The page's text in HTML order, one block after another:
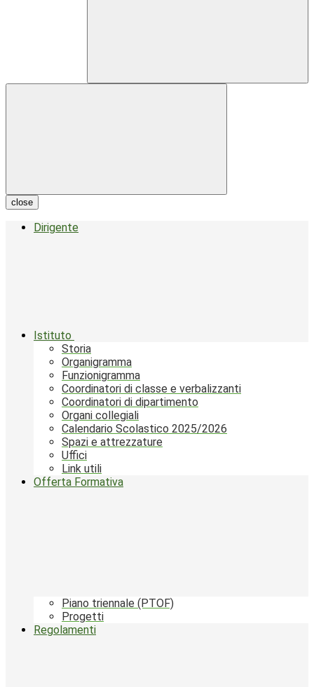
close
Dirigente
Istituto
Storia
Organigramma
Funzionigramma
Coordinatori di classe e verbalizzanti
Coordinatori di dipartimento
Organi collegiali
Calendario Scolastico 2025/2026
Spazi e attrezzature
Uffici
Link utili
Offerta Formativa
Piano triennale (PTOF)
Progetti
Regolamenti